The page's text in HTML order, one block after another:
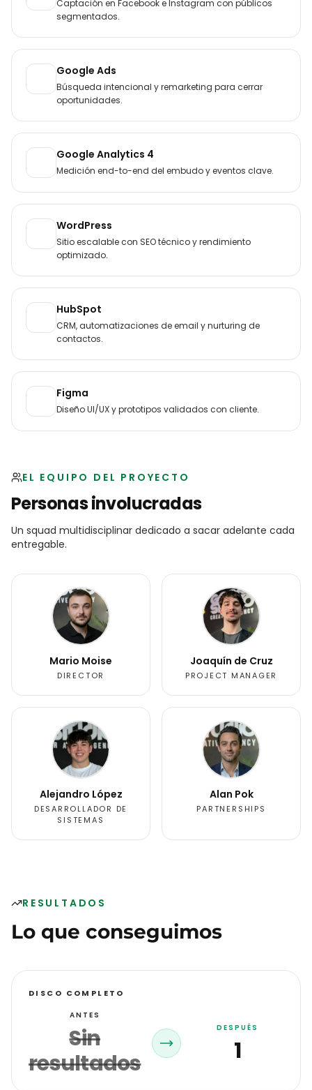
Captación en Facebook e Instagram con públicos
segmentados.
Google Ads
Búsqueda intencional y remarketing para cerrar
oportunidades.
Google Analytics 4
Medición end-to-end del embudo y eventos clave.
WordPress
Sitio escalable con SEO técnico y rendimiento
optimizado.
HubSpot
CRM, automatizaciones de email y nurturing de
contactos.
Figma
Diseño UI/UX y prototipos validados con cliente.
EL EQUIPO DEL PROYECTO
Personas involucradas
Un squad multidisciplinar dedicado a sacar adelante cada
entregable.
Mario Moise
DIRECTOR
Joaquín de Cruz
PROJECT MANAGER
Alejandro López
DESARROLLADOR DE
SISTEMAS
Alan Pok
PARTNERSHIPS
RESULTADOS
Lo que conseguimos
DISCO COMPLETO
ANTES
Sin
resultados
DESPUÉS
1